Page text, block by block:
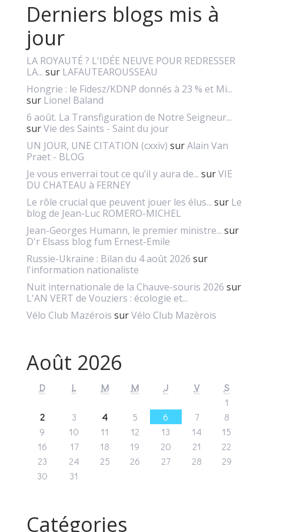
Derniers blogs mis à
jour
LA ROYAUTÉ ? L'IDÉE NEUVE POUR REDRESSER
LA... sur LAFAUTEAROUSSEAU
Hongrie : le Fidesz/KDNP donnés à 23 % et Mi...
sur Lionel Baland
6 août. La Transfiguration de Notre Seigneur...
surVie des Saints - Saint du jour
UN JOUR, UNE CITATION (cxxiv) surAlain Van
Praet - BLOG
Je vous enverrai tout ce qu’il y aura de... surVIE
DU CHATEAU à FERNEY
Le rôle crucial que peuvent jouer les élus... sur Le
blog de Jean-Luc ROMERO-MICHEL
Jean-Georges Humann, le premier ministre... sur
D'r Elsass blog fum Ernest-Emile
Russie-Ukraine : Bilan du 4 août 2026 sur
l'information nationaliste
Nuit internationale de la Chauve-souris 2026 sur
L'AN VERT de Vouziers : écologie et...
Vélo Club Mazérois surVélo Club Mazèrois
Août 2026
D L M M J V
S
1
2
3 4 5 6 7
8
9
10 11 12 13 14
15
16
17 18 19 20 21
22
23
24 25 26 27 28
29
30
31
Catégories